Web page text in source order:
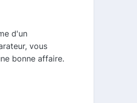
d'un
vous
bonne affaire.